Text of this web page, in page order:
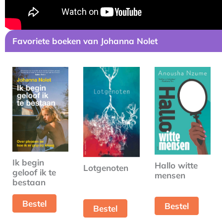
Favoriete boeken van Johanna Nolet
Ik begin
geloof ik te
bestaan
Bestel
Lotgenoten
Bestel
Hallo witte
mensen
Bestel